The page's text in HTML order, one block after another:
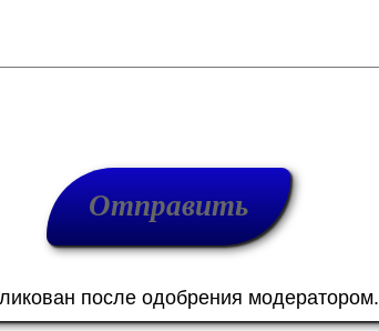
после одобрения модератором.